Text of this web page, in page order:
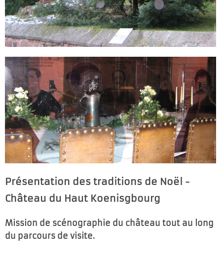
Présentation des traditions de Noël -
Château du Haut Koenisgbourg
Mission de scénographie du château tout au long
du parcours de visite.